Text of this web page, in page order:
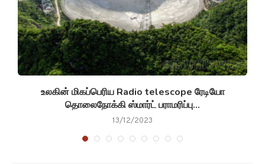
உலகின் மிகப்பெரிய Radio telescope ரேடியோ
தொலைநோக்கி ஸ்மார்ட் பராமரிப்பு...
13/12/2023